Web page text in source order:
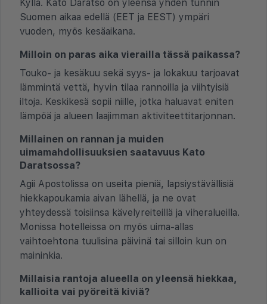
Kyllä. Kato Daratso on yleensä yhden tunnin
Suomen aikaa edellä (EET ja EEST) ympäri
vuoden, myös kesäaikana.
Milloin on paras aika vierailla tässä paikassa?
Touko- ja kesäkuu sekä syys- ja lokakuu tarjoavat
lämmintä vettä, hyvin tilaa rannoilla ja viihtyisiä
iltoja. Keskikesä sopii niille, jotka haluavat eniten
lämpöä ja alueen laajimman aktiviteettitarjonnan.
Millainen on rannan ja muiden
uimamahdollisuuksien saatavuus Kato
Daratsossa?
Agii Apostolissa on useita pieniä, lapsiystävällisiä
hiekkapoukamia aivan lähellä, ja ne ovat
yhteydessä toisiinsa kävelyreiteillä ja viheralueilla.
Monissa hotelleissa on myös uima-allas
vaihtoehtona tuulisina päivinä tai silloin kun on
maininkia.
Millaisia rantoja alueella on yleensä hiekkaa,
kallioita vai pyöreitä kiviä?